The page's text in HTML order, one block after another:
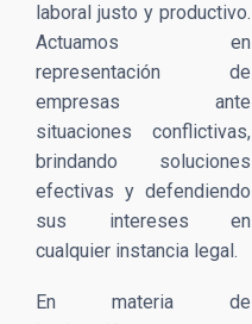
laboral justo y productivo.
Actuamos en
representación de
empresas ante
situaciones conflictivas,
brindando soluciones
efectivas y defendiendo
sus intereses en
cualquier instancia legal.
En materia de